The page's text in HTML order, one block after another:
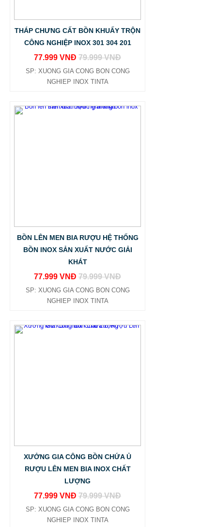
THÁP CHƯNG CẤT BỒN KHUẤY TRỘN
CÔNG NGHIỆP INOX 301 304 201
77.999 VNĐ 79.999 VNĐ
SP: XUONG GIA CONG BON CONG
NGHIEP INOX TINTA
BỒN LÊN MEN BIA RƯỢU HỆ THỐNG
BỒN INOX SẢN XUẤT NƯỚC GIẢI
KHÁT
77.999 VNĐ 79.999 VNĐ
SP: XUONG GIA CONG BON CONG
NGHIEP INOX TINTA
XƯỞNG GIA CÔNG BỒN CHỨA Ủ
RƯỢU LÊN MEN BIA INOX CHẤT
LƯỢNG
77.999 VNĐ 79.999 VNĐ
SP: XUONG GIA CONG BON CONG
NGHIEP INOX TINTA